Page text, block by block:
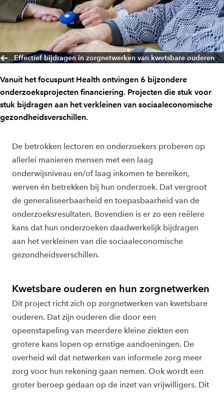
Effectief bijdragen in zorgnetwerken van kwetsbare ouderen
Vanuit het focuspunt Health ontvingen 6 bijzondere
onderzoeksprojecten financiering. Projecten die stuk voor
stuk bijdragen aan het verkleinen van sociaaleconomische
gezondheidsverschillen.
De betrokken lectoren en onderzoekers proberen op
allerlei manieren mensen met een laag
onderwijsniveau en/of laag inkomen te bereiken,
werven én betrekken bij hun onderzoek. Dat vergroot
de generaliseerbaarheid en toepasbaarheid van de
onderzoeksresultaten. Bovendien is er zo een reëlere
kans dat hun onderzoeken daadwerkelijk bijdragen
aan het verkleinen van die sociaaleconomische
gezondheidsverschillen.
Kwetsbare ouderen en hun zorgnetwerken
Dit project richt zich op zorgnetwerken van kwetsbare
ouderen. Dat zijn ouderen die door een
opeenstapeling van meerdere kleine ziekten een
grotere kans lopen op ernstige aandoeningen. De
overheid wil dat netwerken van informele zorg meer
zorg voor hun rekening gaan nemen. Ook wordt een
groter beroep gedaan op de inzet van vrijwilligers. Dit